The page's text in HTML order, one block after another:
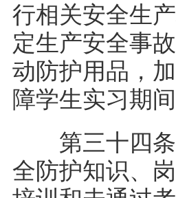
行相关安全生
定生产安全事
动防护用品，
障学生实习期
第三十四条
全防护知识、